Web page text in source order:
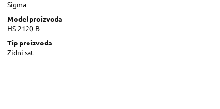
Sigma
Model proizvoda
HS-2120-B
Tip proizvoda
Zidni sat